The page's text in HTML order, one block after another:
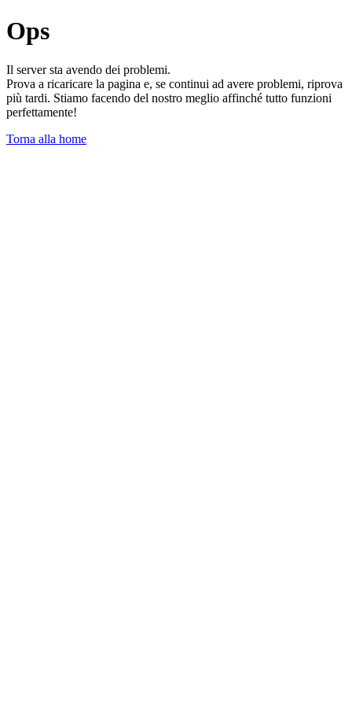
Ops
Il server sta avendo dei problemi.
Prova a ricaricare la pagina e, se continui ad avere problemi, riprova
più tardi. Stiamo facendo del nostro meglio affinché tutto funzioni
perfettamente!
Torna alla home